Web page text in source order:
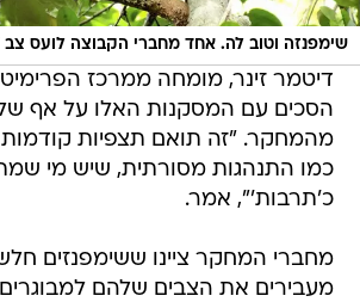
שימפנזה וטוב לה. אחד מחברי הקבוצה לועס צב
דיטמר זינר, מומחה ממרכז
הסכים עם המסקנות האלו על אף
מהמחקר. "זה תואם תצפיות קודמות
כמו התנהגות מסורתית, שיש מי
כ'תרבות'", אמר.
מחברי המחקר ציינו ששימפנזים
מעבירים את הצבים שלהם